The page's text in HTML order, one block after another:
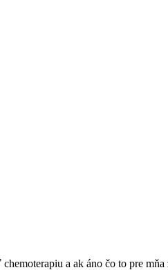
a ak áno čo to pre